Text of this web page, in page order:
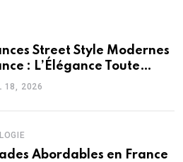
Street Style Modernes
: L’Élégance Toute
18, 2026
Abordables en France